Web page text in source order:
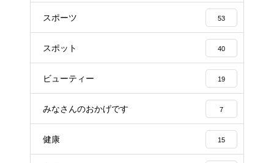
スポーツ 53
スポット 40
ビューティー 19
みなさんのおかげです 7
健康 15